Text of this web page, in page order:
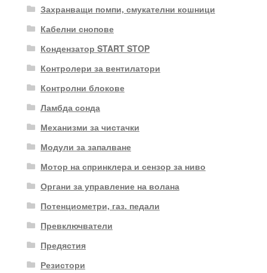
Захранващи помпи, смукателни кошници
Кабелни снопове
Кондензатор START STOP
Контролери за вентилатори
Контролни блокове
Ламбда сонда
Механизми за чистачки
Модули за запалване
Мотор на спринклера и сензор за ниво
Органи за управление на волана
Потенциометри, газ. педали
Превключватели
Предястия
Резистори